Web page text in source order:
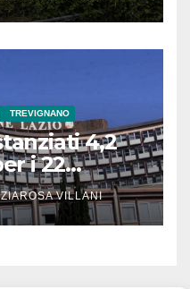
TREVIGNANO
4,2
i 22
VILLANI